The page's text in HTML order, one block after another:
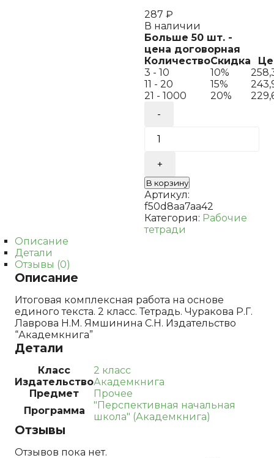
287 ₽
В наличии
Больше 50 шт. -
цена договорная
КоличествоСкидка
3 - 10
10%
11 - 20
15%
21 - 1000
20%
основе
единого
текста.
2
класс.
Тетрадь.
С.Н.
В корзину
Артикул:
f50d8aa7aa42
Категория: Рабочие
тетради
Описание
Детали
Отзывы (0)
Описание
Итоговая комплексная работа на основе
единого текста. 2 класс. Тетрадь. Чуракова Р.Г.
Лаврова Н.М. Ямшинина С.Н. Издательство
“Академкнига”
Детали
Класс
2 класс
ИздательствоАкадемкнига
Предмет
Прочее
Программа
"Перспективная начальная
школа" (Академкнига)
Отзывы
Отзывов пока нет.